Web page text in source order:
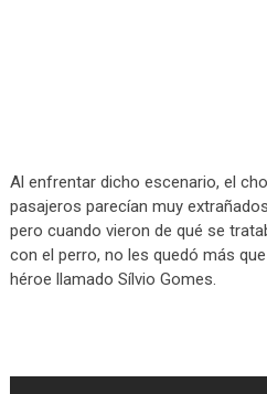
Al enfrentar dicho escenario, el
pasajeros parecían muy
pero cuando vieron de qué se
con el perro, no les quedó más
héroe llamado Sílvio Gomes.